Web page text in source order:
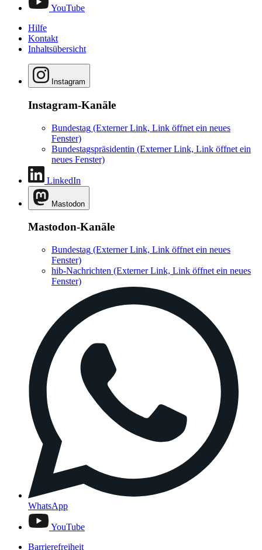
YouTube
Hilfe
Kontakt
Inhaltsübersicht
Instagram
Instagram-Kanäle
Bundestag (Externer Link, Link öffnet ein neues
Fenster)
Bundestagspräsidentin (Externer Link, Link öffnet ein
neues Fenster)
LinkedIn
Mastodon
Mastodon-Kanäle
Bundestag (Externer Link, Link öffnet ein neues
Fenster)
hib-Nachrichten (Externer Link, Link öffnet ein neues
Fenster)
WhatsApp
YouTube
Barrierefreiheit